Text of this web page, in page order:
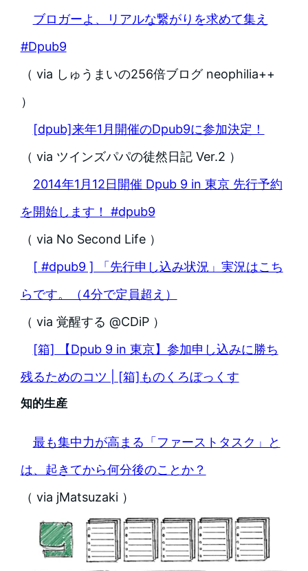
ブロガーよ、リアルな繋がりを求めて集え
#Dpub9
（ via しゅうまいの256倍ブログ neophilia++
）
[dpub]来年1月開催のDpub9に参加決定！
（ via ツインズパパの徒然日記 Ver.2 ）
2014年1月12日開催 Dpub 9 in 東京 先行予約
を開始します！ #dpub9
（ via No Second Life ）
[ #dpub9 ] 「先行申し込み状況」実況はこち
らです。（4分で定員超え）
（ via 覚醒する @CDiP ）
[箱] 【Dpub 9 in 東京】参加申し込みに勝ち
残るためのコツ | [箱]ものくろぼっくす
知的生産
最も集中力が高まる「ファーストタスク」と
は、起きてから何分後のことか？
（ via jMatsuzaki ）